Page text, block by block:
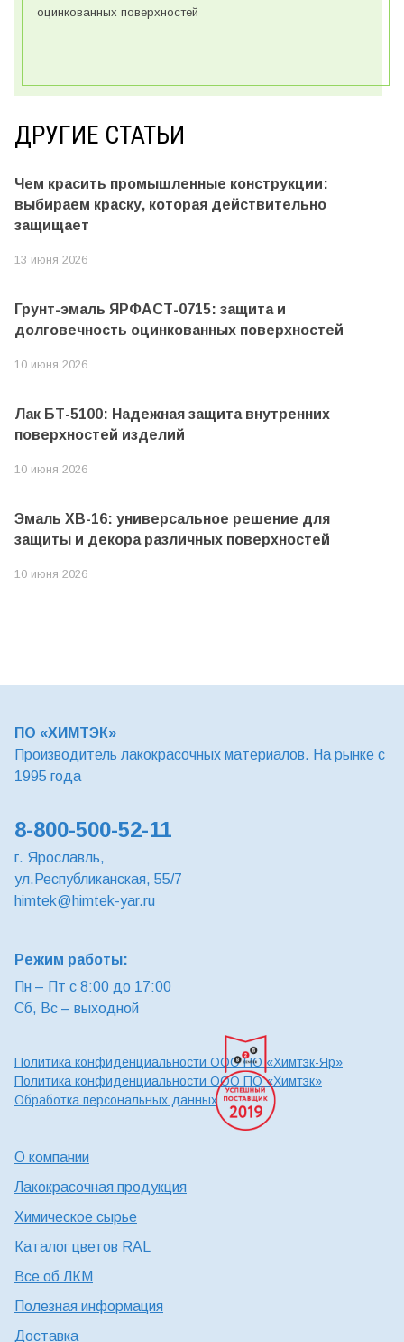
оцинкованных поверхностей
ДРУГИЕ СТАТЬИ
Чем красить промышленные конструкции:
выбираем краску, которая действительно
защищает
13 июня 2026
Грунт-эмаль ЯРФАСТ-0715: защита и
долговечность оцинкованных поверхностей
10 июня 2026
Лак БТ-5100: Надежная защита внутренних
поверхностей изделий
10 июня 2026
Эмаль ХВ-16: универсальное решение для
защиты и декора различных поверхностей
10 июня 2026
ПО «ХИМТЭК»
Производитель лакокрасочных материалов. На рынке с
1995 года
8-800-500-52-11
г. Ярославль,
ул.Республиканская, 55/7
himtek@himtek-yar.ru
Режим работы:
Пн – Пт с 8:00 до 17:00
Сб, Вс – выходной
Политика конфиденциальности ООО ПО «Химтэк-Яр»
Политика конфиденциальности ООО ПО «Химтэк»
Обработка персональных данных
О компании
Лакокрасочная продукция
Химическое сырье
Каталог цветов RAL
Все об ЛКМ
Полезная информация
Доставка